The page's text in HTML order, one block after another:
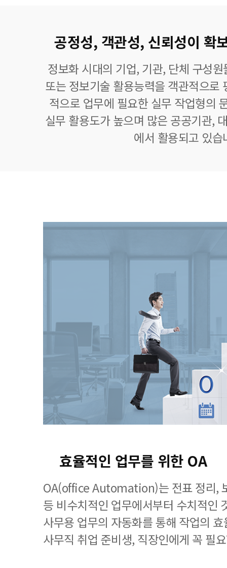
공정성, 객관성, 신뢰성이 확
정보화 시대의 기업, 기관, 단체 구성
또는 정보기술 활용능력을 객관적으로
적으로 업무에 필요한 실무 작업형의
실무 활용도가 높으며 많은 공공기관,
에서 활용되고 있습
효율적인 업무를 위한 OA
OA(office Automation)는 전표 정리,
등 비수치적인 업무에서부터 수치적인
사무용 업무의 자동화를 통해 작업의
사무직 취업 준비생, 직장인에게 꼭 필